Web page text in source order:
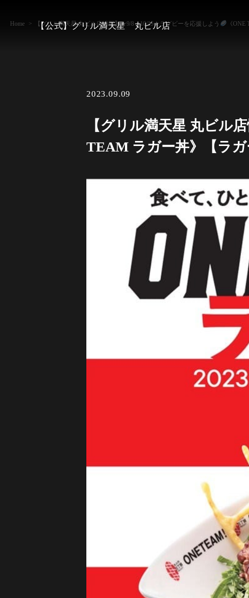
【公式】グリル満天星 丸ビル店
Home 【グリル満天星 丸ビル店情報】★9/8～10/15★ラグビーを応援しよう 《
2023.09.09
【グリル満天星 丸ビル
TEAM ラガー丼》【ラガ